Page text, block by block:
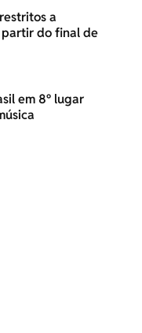
a
partir do final de
em 8º lugar